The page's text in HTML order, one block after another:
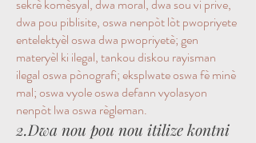
sekrè komèsyal, dwa moral, dwa sou vi prive,
dwa pou piblisite, oswa nenpòt lòt pwopriyete
entelektyèl oswa dwa pwopriyetè; gen
materyèl ki ilegal, tankou diskou rayisman
ilegal oswa pònografi; eksplwate oswa fè minè
mal; oswa vyole oswa defann vyolasyon
nenpòt lwa oswa règleman.
2.Dwa nou pou nou itilize kontni